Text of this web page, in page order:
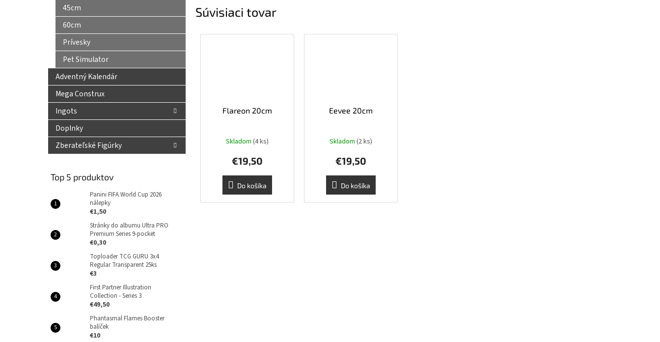
45cm
60cm
Prívesky
Pet Simulator
Adventný Kalendár
Mega Construx
Ingots
Doplnky
Zberateľské Figúrky
Top 5 produktov
Panini FIFA World Cup 2026
nálepky
€1,50
Stránky do albumu Ultra PRO
Premium Series 9-pocket
€0,30
Toploader TCG GURU 3x4
Regular Transparent 25ks
€3
First Partner Illustration
Collection - Series 3
€49,50
Phantasmal Flames Booster
balíček
€10
Súvisiaci tovar
Flareon 20cm
Skladom (4 ks)
€19,50
Do košíka
Eevee 20cm
Skladom (2 ks)
€19,50
Do košíka